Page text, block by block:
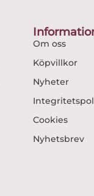
Om oss
Köpvillkor
Nyheter
Cookies
Nyhetsbrev